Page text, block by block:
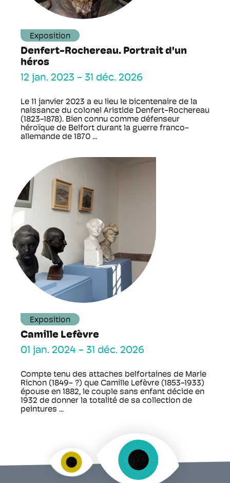
Exposition
Denfert-Rochereau. Portrait d'un
héros
12 jan. 2023 - 31 déc. 2026
Le 11 janvier 2023 a eu lieu le bicentenaire de la
naissance du colonel Aristide Denfert-Rochereau
(1823-1878). Bien connu comme défenseur
héroïque de Belfort durant la guerre franco-
allemande de 1870 ...
Exposition
Camille Lefèvre
01 jan. 2024 - 31 déc. 2026
Compte tenu des attaches belfortaines de Marie
Richon (1849- ?) que Camille Lefèvre (1853-1933)
épouse en 1882, le couple sans enfant décide en
1932 de donner la totalité de sa collection de
peintures ...